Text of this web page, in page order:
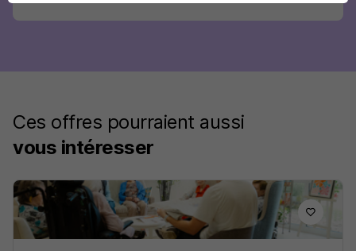
Ces offres pourraient aussi
vous intéresser